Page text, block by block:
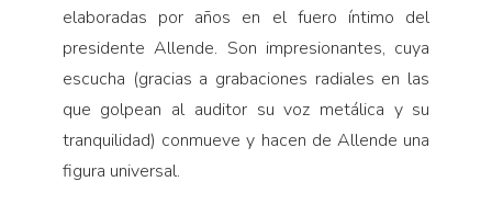
elaboradas por años en el fuero íntimo del
presidente Allende. Son impresionantes, cuya
escucha (gracias a grabaciones radiales en las
que golpean al auditor su voz metálica y su
tranquilidad) conmueve y hacen de Allende una
figura universal.